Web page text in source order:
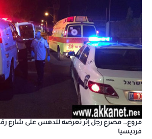
فرديسيا